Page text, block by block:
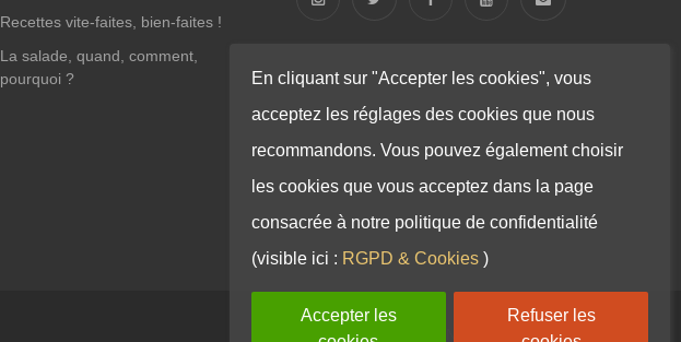
Recettes vite-faites, bien-faites !
La salade, quand, comment,
pourquoi ?
NOUS CONTACTER MENTIONS LÉGALES
En cliquant sur "Accepter les cookies", vous
acceptez les réglages des cookies que nous
recommandons. Vous pouvez également choisir
les cookies que vous acceptez dans la page
consacrée à notre politique de confidentialité
(visible ici : RGPD & Cookies)
Accepter les
Refuser les